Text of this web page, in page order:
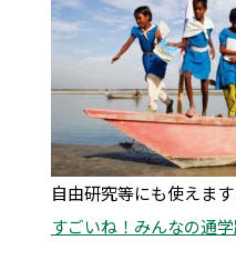
自由研究等にも使えま
すごいね！みんなの通